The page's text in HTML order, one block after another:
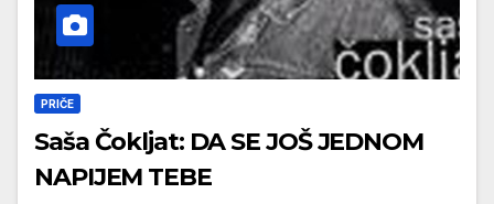
PRIČE
Saša Čokljat: DA SE JOŠ JEDNOM
NAPIJEM TEBE